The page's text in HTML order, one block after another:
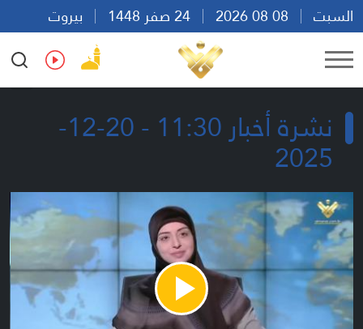
السبت
بيروت
14:54
Ar En Fr Es
نشرة أخبار 11:30 - 20-12-
2025
Play
Video